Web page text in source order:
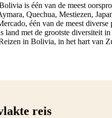
is één van de meest
Quechua, Mestiezen,
één van de meest
met de grootste
in Bolivia, in het hart van
reis